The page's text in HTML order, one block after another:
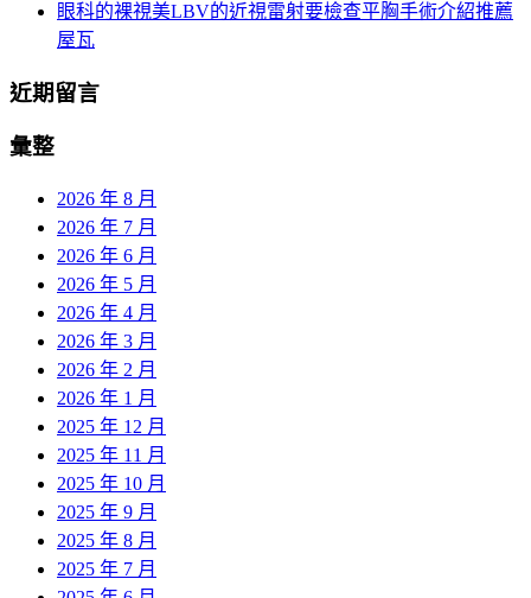
眼科的裸視美LBV的近視雷射要檢查平胸手術介紹推薦
屋瓦
近期留言
彙整
2026 年 8 月
2026 年 7 月
2026 年 6 月
2026 年 5 月
2026 年 4 月
2026 年 3 月
2026 年 2 月
2026 年 1 月
2025 年 12 月
2025 年 11 月
2025 年 10 月
2025 年 9 月
2025 年 8 月
2025 年 7 月